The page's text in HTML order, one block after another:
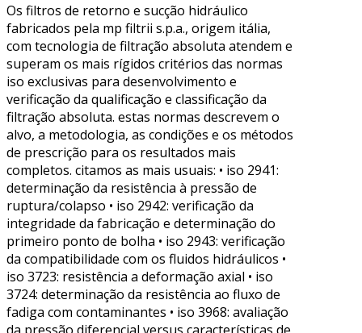
Os filtros de retorno e sucção hidráulico
fabricados pela mp filtrii s.p.a., origem itália,
com tecnologia de filtração absoluta atendem e
superam os mais rígidos critérios das normas
iso exclusivas para desenvolvimento e
verificação da qualificação e classificação da
filtração absoluta. estas normas descrevem o
alvo, a metodologia, as condições e os métodos
de prescrição para os resultados mais
completos. citamos as mais usuais: • iso 2941:
determinação da resistência à pressão de
ruptura/colapso • iso 2942: verificação da
integridade da fabricação e determinação do
primeiro ponto de bolha • iso 2943: verificação
da compatibilidade com os fluidos hidráulicos •
iso 3723: resistência a deformação axial • iso
3724: determinação da resistência ao fluxo de
fadiga com contaminantes • iso 3968: avaliação